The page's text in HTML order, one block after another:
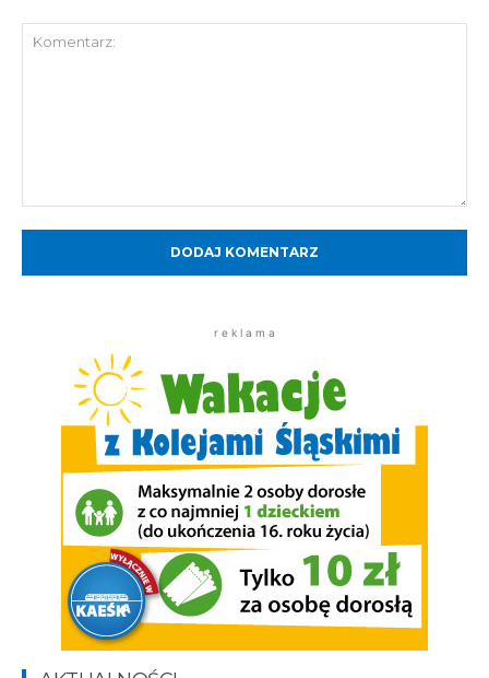
r e k l a m a